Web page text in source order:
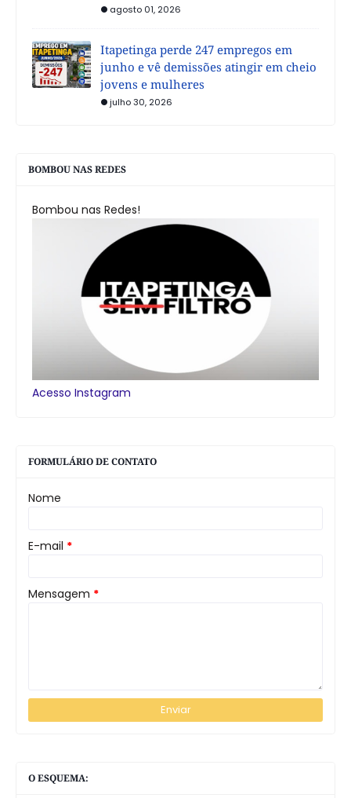
agosto 01, 2026
Itapetinga perde 247 empregos em
junho e vê demissões atingir em cheio
jovens e mulheres
julho 30, 2026
BOMBOU NAS REDES
Bombou nas Redes!
Acesso Instagram
FORMULÁRIO DE CONTATO
Nome
E-mail *
Mensagem *
O ESQUEMA: